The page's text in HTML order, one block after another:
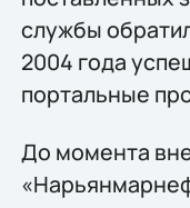
службы
2004 года
портальные
До момента